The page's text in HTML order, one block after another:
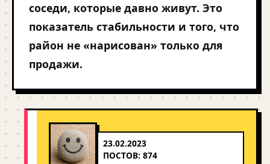
соседи, которые давно живут. Это
показатель стабильности и того, что
район не «нарисован» только для
продажи.
23.02.2023
ПОСТОВ: 874